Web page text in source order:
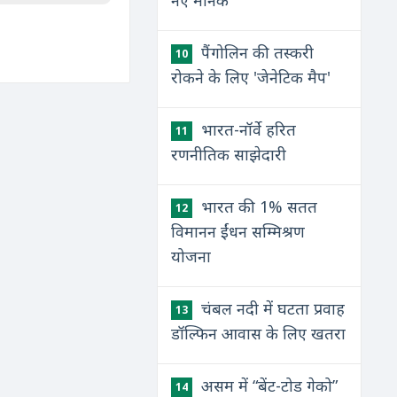
10
पैंगोलिन की तस्करी
रोकने के लिए 'जेनेटिक मैप'
11
भारत-नॉर्वे हरित
रणनीतिक साझेदारी
12
भारत की 1% सतत
विमानन ईंधन सम्मिश्रण
योजना
13
चंबल नदी में घटता प्रवाह
डॉल्फिन आवास के लिए खतरा
14
असम में “बेंट-टोड गेको”